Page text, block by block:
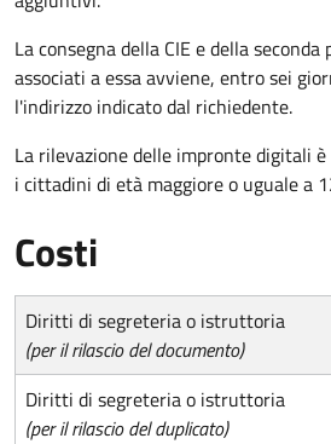
La consegna della CIE e della
associati a essa avviene, entro sei
l'indirizzo indicato dal richiedente.
La rilevazione delle impronte digitali
i cittadini di età maggiore o uguale a
Costi
Diritti di segreteria o istruttoria
(per il rilascio del documento)
Diritti di segreteria o istruttoria
(per il rilascio del duplicato)